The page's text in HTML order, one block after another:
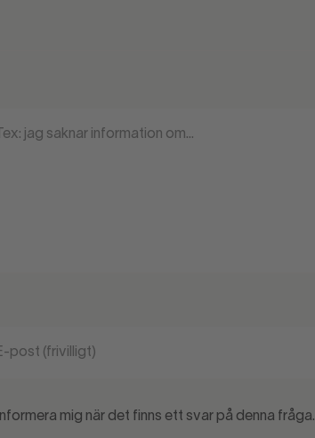
Informera mig när det finns ett svar på denna fråga.